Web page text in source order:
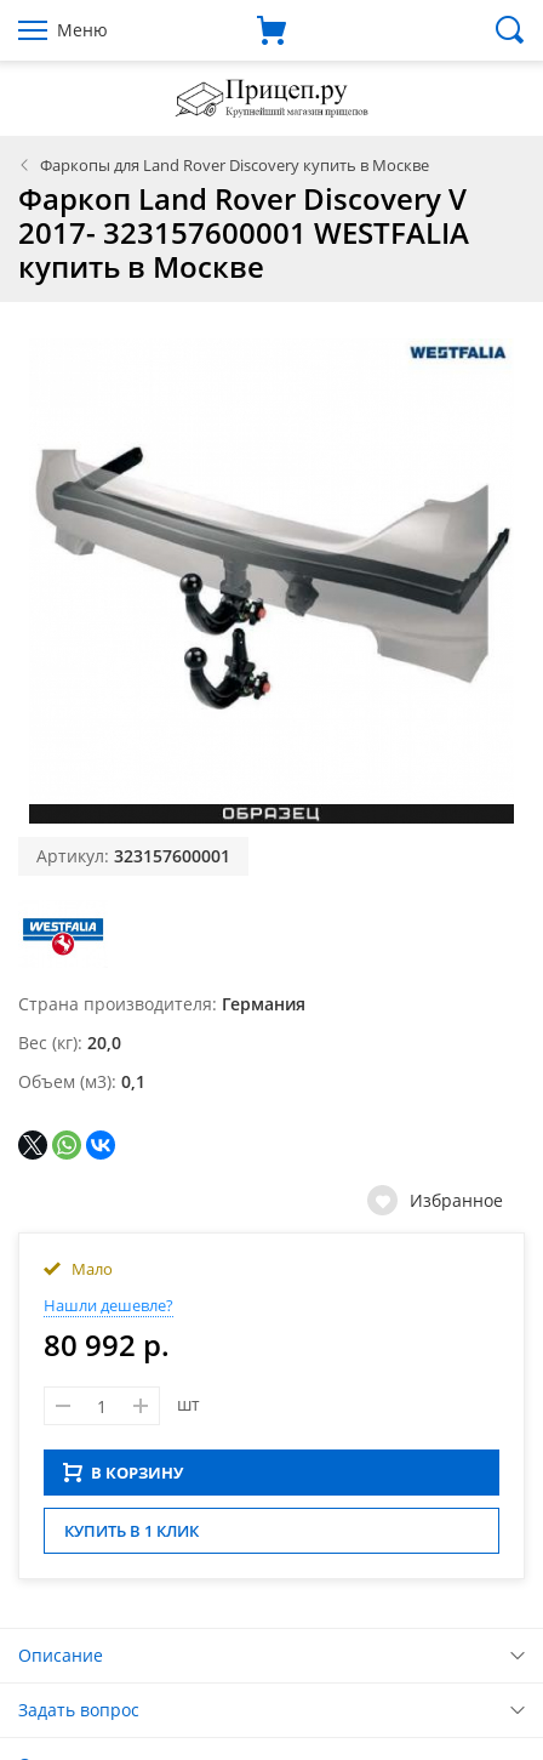
Меню
Фаркопы для Land Rover Discovery купить в Москве
Фаркоп Land Rover Discovery V
2017- 323157600001 WESTFALIA
купить в Москве
Артикул: 323157600001
Страна производителя Германия
Вес (кг) 20,0
Объем (м3) 0,1
Избранное
Мало
Нашли дешевле?
80 992 р.
шт
В КОРЗИНУ
КУПИТЬ В 1 КЛИК
Описание
Задать вопрос